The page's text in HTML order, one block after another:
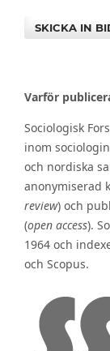
SKICKA IN
Varför
Sociologisk
inom
och nordiska
anonymiserad
review) och
(open access).
1964 och
och Scopus.